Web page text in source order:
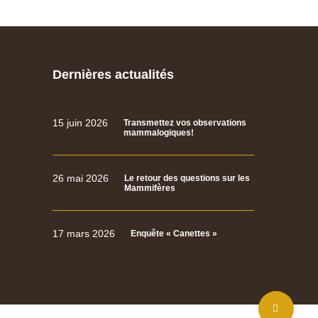
Dernières actualités
15 juin 2026
Transmettez vos observations
mammalogiques!
26 mai 2026
Le retour des questions sur les
Mammifères
17 mars 2026 Enquête « Canettes »